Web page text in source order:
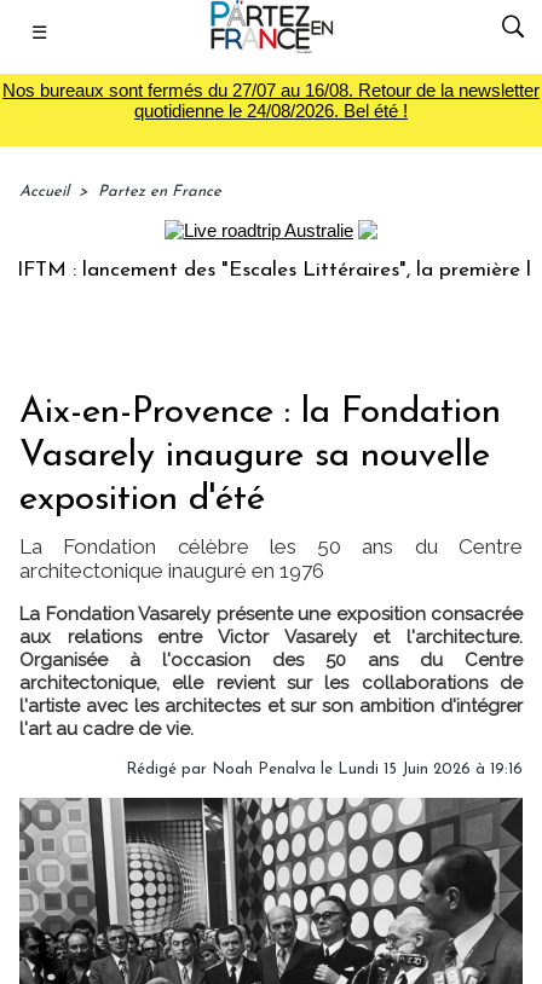
☰
Nos bureaux sont fermés du 27/07 au 16/08. Retour de la newsletter
quotidienne le 24/08/2026. Bel été !
Accueil > Partez en France
lancement des "Escales Littéraires", la première librairie
Aix-en-Provence : la Fondation
Vasarely inaugure sa nouvelle
exposition d'été
La Fondation célèbre les 50 ans du Centre
architectonique inauguré en 1976
La Fondation Vasarely présente une exposition consacrée
aux relations entre Victor Vasarely et l'architecture.
Organisée à l'occasion des 50 ans du Centre
architectonique, elle revient sur les collaborations de
l'artiste avec les architectes et sur son ambition d'intégrer
l'art au cadre de vie.
Rédigé par Noah Penalva le Lundi 15 Juin 2026 à 19:16